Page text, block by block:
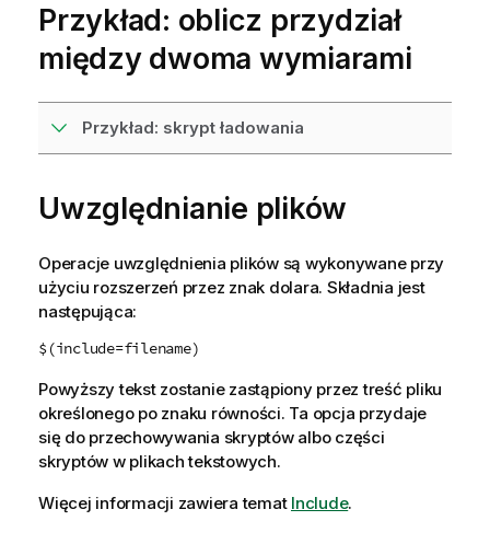
Przykład: oblicz przydział
między dwoma wymiarami
Przykład: skrypt ładowania
Uwzględnianie plików
Operacje uwzględnienia plików są wykonywane przy
użyciu rozszerzeń przez znak dolara. Składnia jest
następująca:
$(include=filename)
Powyższy tekst zostanie zastąpiony przez treść pliku
określonego po znaku równości. Ta opcja przydaje
się do przechowywania skryptów albo części
skryptów w plikach tekstowych.
Więcej informacji zawiera temat Include.